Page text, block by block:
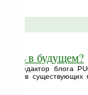
в будущем?
редактор блога